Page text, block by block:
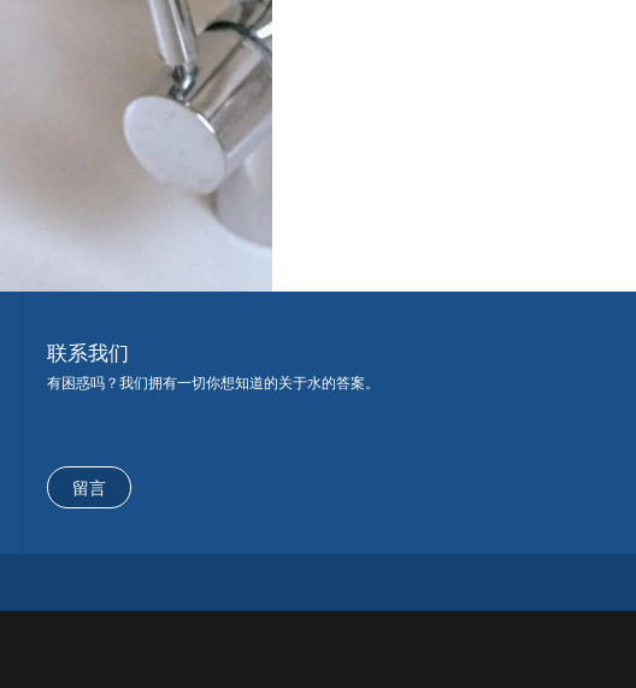
联系我们
有困惑吗？我们拥有一切你想知道的关于水的答案。
留言